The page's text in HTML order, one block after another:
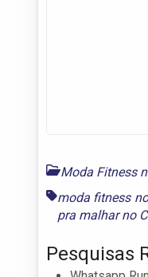
Moda Fitness
moda fitness
pra malhar no
Pesquisas